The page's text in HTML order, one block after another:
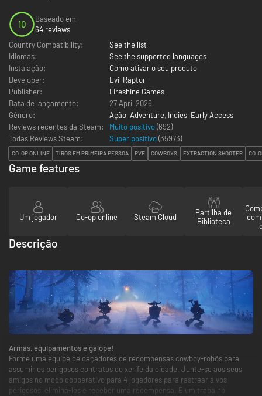
10
Baseado em
64 reviews
Country Compatibility:
See the list
Idiomas:
See the supported languages
Instalação:
Como ativar o seu produto
Developer:
Evil Raptor
Publisher:
Fireshine Games
Data de lançamento:
27 April 2026
Género:
Ação, Adventure, Indies, Early Access
Reviews recentes da Steam:
Muito positivo(692)
Todas Reviews Steam:
Super positivo(35973)
CO-OP ONLINE TIROS EM PRIMEIRA PESSOA PVE COWBOYS EXTRACTION SHOOTER CO-
Game features
Um jogador Co-op online Steam Cloud
Partilha de
Biblioteca
Descrição
Armas, equipamentos e galope!
Forme uma equipe de caçadores de recompensas cowboy-robôs para
assumir os perigosos contratos do xerife da cidade. Junte-se aos seus
amigos no modo cooperativo para 4 jogadores para rastrear alvos
perigosos, eliminá-los e receber uma recompensa. É um trabalho